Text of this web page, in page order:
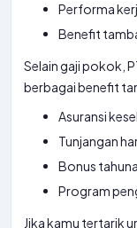
Performa
Benefit
Selain gaji pokok,
berbagai benefit
Asuransi
Tunjangan
Bonus
Program
Jika kamu tertarik